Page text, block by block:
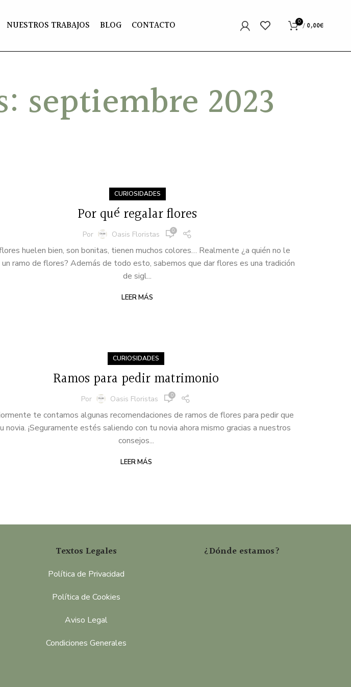
NUESTROS TRABAJOS BLOG CONTACTO 0
/ 0,00€
septiembre 2023
CURIOSIDADES
Por qué regalar flores
Por Oasis Floristas 0
huelen bien, son bonitas, tienen muchos colores… Realmente ¿a quién no le
ramo de flores? Además de todo esto, sabemos que dar flores es una tradición
de sigl...
LEER MÁS
CURIOSIDADES
Ramos para pedir matrimonio
Por Oasis Floristas 0
te contamos algunas recomendaciones de ramos de flores para pedir que
novia. ¡Seguramente estés saliendo con tu novia ahora mismo gracias a nuestros
consejos...
LEER MÁS
Textos Legales
Política de Privacidad
Política de Cookies
Aviso Legal
Condiciones Generales
¿Dónde estamos?